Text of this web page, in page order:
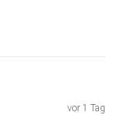
vor 1 Tag